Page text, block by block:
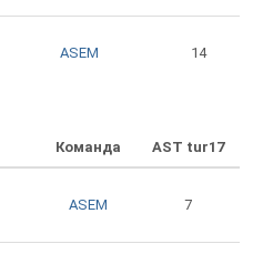
ASEM 14
Команда AST tur17
ASEM 7